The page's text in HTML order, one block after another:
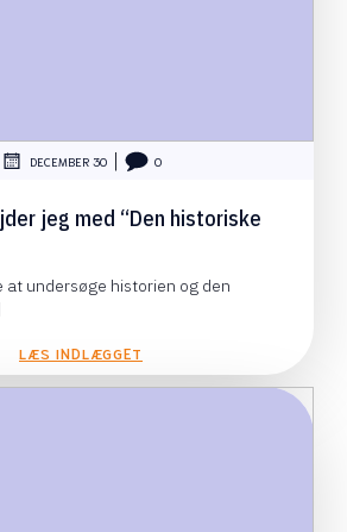
DECEMBER 30 0
jeg med “Den historiske
at undersøge historien og den
LÆS INDLÆGGET